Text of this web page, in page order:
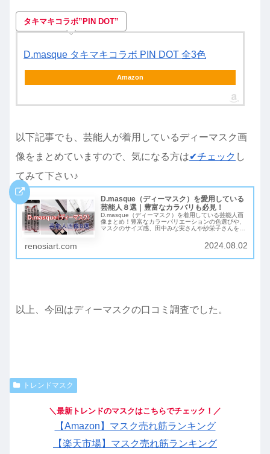
タキマキコラボ”PIN DOT”
D.masque タキマキコラボ PIN DOT 全3色
Amazon
以下記事でも、芸能人が着用しているディーマスク画
像をまとめていますので、気になる方は✔チェック し
てみて下さい♪
D.masque（ディーマスク）を愛用している
芸能人８選｜豊富なカラバリも必見！
D.masque（ディーマスク）を着用している芸能人画
像まとめ！豊富なカラーバリエーションの色選びや、
マスクのサイズ感、田中みな実さんや紗栄子さんを筆
れから購入検討している方や、気になっている方はと
renosiart.com 2024.08.02
以上、今回はディーマスクの口コミ調査でした。
トレンドマスク
＼最新トレンドのマスクはこちらでチェック！／
【Amazon】マスク売れ筋ランキング
【楽天市場】マスク売れ筋ランキング